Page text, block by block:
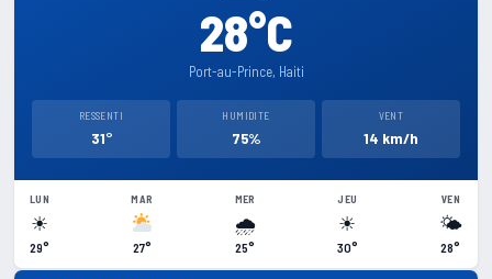
28°C
Port-au-Prince, Haiti
RESSENTI
31°
HUMIDITE
75%
VENT
14 km/h
LUN
☀
29°
MAR
27°
MER
🌧
25°
JEU
☀
30°
VEN
🌤
28°